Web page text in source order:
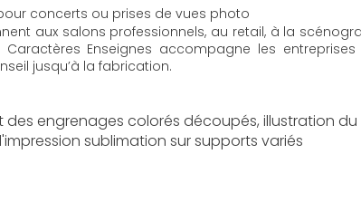
concerts ou prises de vues photo
aux salons professionnels, au retail, à la
Caractères Enseignes accompagne les
jusqu’à la fabrication.